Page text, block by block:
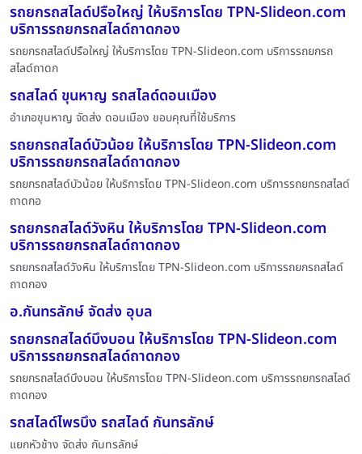
รถยกรถสไลด์ปรือใหญ่ ให้บริการโดย TPN-Slideon.com
บริการรถยกรถสไลด์ถาดกอง
รถยกรถสไลด์ปรือใหญ่ ให้บริการโดย TPN-Slideon.com บริการรถยกรถ
สไลด์ถาดก
รถสไลด์ ขุนหาญ รถสไลด์ดอนเมือง
อำเภอขุนหาญ จัดส่ง ดอนเมือง ขอบคุณที่ใช้บริการ
รถยกรถสไลด์บัวน้อย ให้บริการโดย TPN-Slideon.com
บริการรถยกรถสไลด์ถาดกอง
รถยกรถสไลด์บัวน้อย ให้บริการโดย TPN-Slideon.com บริการรถยกรถสไลด์
ถาดกอ
รถยกรถสไลด์วังหิน ให้บริการโดย TPN-Slideon.com
บริการรถยกรถสไลด์ถาดกอง
รถยกรถสไลด์วังหิน ให้บริการโดย TPN-Slideon.com บริการรถยกรถสไลด์
ถาดกอง
อ.กันทรลักษ์ จัดส่ง อุบล
รถยกรถสไลด์บึงบอน ให้บริการโดย TPN-Slideon.com
บริการรถยกรถสไลด์ถาดกอง
รถยกรถสไลด์บึงบอน ให้บริการโดย TPN-Slideon.com บริการรถยกรถสไลด์
ถาดกอง
รถสไลด์ไพรบึง รถสไลด์ กันทรลักษ์
แยกหัวช้าง จัดส่ง กันทรลักษ์